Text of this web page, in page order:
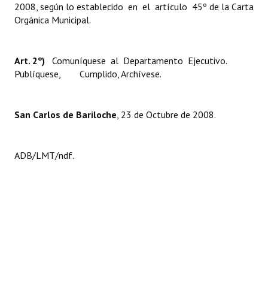
Antiguos Pobladores - Registro
Bariloche, Municipio intercultural
REFORMA DE LA CARTA ORGÁNICA
2008, según lo establecido en el artículo 45º de la Carta
Orgánica Municipal.
Art. 2º) Comuníquese al Departamento Ejecutivo.
Publíquese, Cumplido, Archívese.
San Carlos de Bariloche, 23 de Octubre de 2008.
ADB/LMT/ndf.